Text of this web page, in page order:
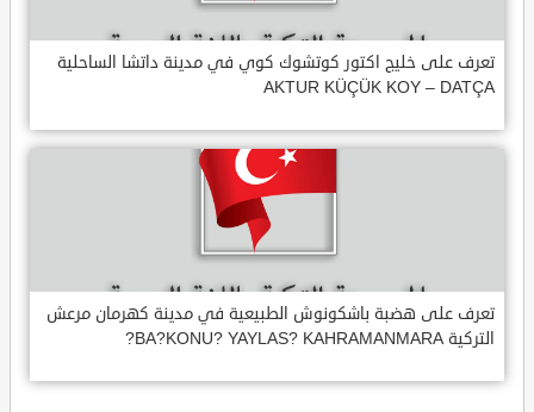
تعرف على خليج اكتور كوتشوك كوي في مدينة داتشا الساحلية
AKTUR KÜÇÜK KOY – DATÇA
تعرف على هضبة باشكونوش الطبيعية في مدينة كهرمان مرعش
التركية BA?KONU? YAYLAS? KAHRAMANMARA?